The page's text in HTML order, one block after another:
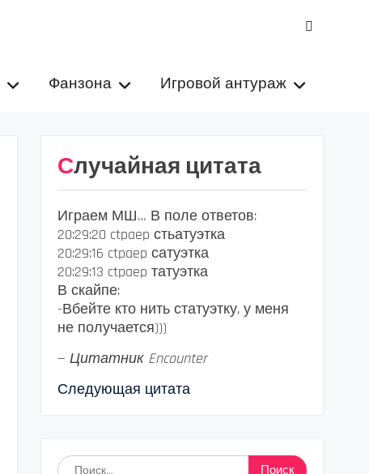
Фанзона Игровой антураж
Случайная цитата
Играем МШ… В поле ответов:
20:29:20 ctpaep стьатуэтка
20:29:16 ctpaep сатуэтка
20:29:13 ctpaep татуэтка
В скайпе:
-Вбейте кто нить статуэтку, у меня
не получается)))
— Цитатник Encounter
Следующая цитата
Найти: